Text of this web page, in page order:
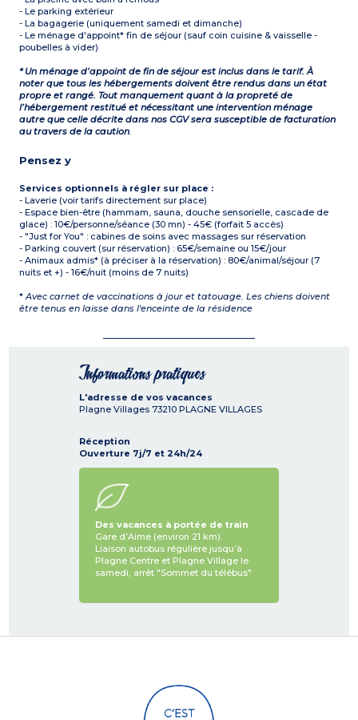
- Le parking extérieur
- La bagagerie (uniquement samedi et dimanche)
- Le ménage d'appoint* fin de séjour (sauf coin cuisine & vaisselle -
poubelles à vider)
* Un ménage d’appoint de fin de séjour est inclus dans le tarif. À
noter que tous les hébergements doivent être rendus dans un état
propre et rangé. Tout manquement quant à la propreté de
l’hébergement restitué et nécessitant une intervention ménage
autre que celle décrite dans nos CGV sera susceptible de facturation
au travers de la caution.
Pensez y
Services optionnels à régler sur place :
- Laverie (voir tarifs directement sur place)
- Espace bien-être (hammam, sauna, douche sensorielle, cascade de
glace) : 10€/personne/séance (30 mn) - 45€ (forfait 5 accès)
- "Just for You" : cabines de soins avec massages sur réservation
- Parking couvert (sur réservation) : 65€/semaine ou 15€/jour
- Animaux admis* (à préciser à la réservation) : 80€/animal/séjour (7
nuits et +) - 16€/nuit (moins de 7 nuits)
*Avec carnet de vaccinations à jour et tatouage. Les chiens doivent
être tenus en laisse dans l'enceinte de la résidence
Informations pratiques
L'adresse de vos vacances
Plagne Villages 73210 PLAGNE VILLAGES
Réception
Ouverture 7j/7 et 24h/24
Des vacances à portée de train
Gare d’Aime (environ 21 km).
Liaison autobus régulière jusqu’à
Plagne Centre et Plagne Village le
samedi, arrêt "Sommet du télébus"